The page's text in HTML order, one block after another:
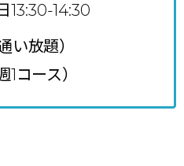
13:30-14:30
い放題）
1コース）